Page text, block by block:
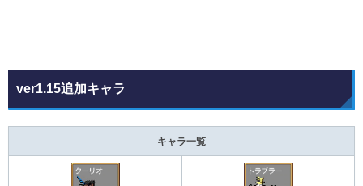
ver1.15追加キャラ
キャラ一覧